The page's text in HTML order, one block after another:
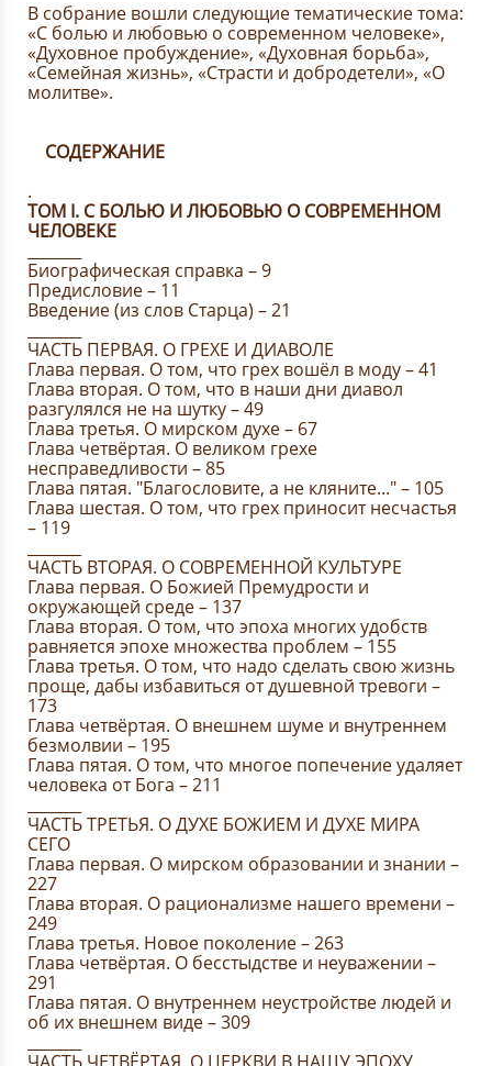
В собрание вошли следующие тематические тома:
«С болью и любовью о современном человеке»,
«Духовное пробуждение», «Духовная борьба»,
«Семейная жизнь», «Страсти и добродетели», «О
молитве».
СОДЕРЖАНИЕ
.
ТОМ I. C БОЛЬЮ И ЛЮБОВЬЮ О СОВРЕМЕННОМ
ЧЕЛОВЕКЕ
Биографическая справка – 9
Предисловие – 11
Введение (из слов Старца) – 21
ЧАСТЬ ПЕРВАЯ. О ГРЕХЕ И ДИАВОЛЕ
Глава первая. О том, что грех вошёл в моду – 41
Глава вторая. О том, что в наши дни диавол
разгулялся не на шутку – 49
Глава третья. О мирском духе – 67
Глава четвёртая. О великом грехе
несправедливости – 85
Глава пятая. "Благословите, а не кляните..." – 105
Глава шестая. О том, что грех приносит несчастья
– 119
ЧАСТЬ ВТОРАЯ. О СОВРЕМЕННОЙ КУЛЬТУРЕ
Глава первая. О Божией Премудрости и
окружающей среде – 137
Глава вторая. О том, что эпоха многих удобств
равняется эпохе множества проблем – 155
Глава третья. О том, что надо сделать свою жизнь
проще, дабы избавиться от душевной тревоги –
173
Глава четвёртая. О внешнем шуме и внутреннем
безмолвии – 195
Глава пятая. О том, что многое попечение удаляет
человека от Бога – 211
ЧАСТЬ ТРЕТЬЯ. О ДУХЕ БОЖИЕМ И ДУХЕ МИРА
СЕГО
Глава первая. О мирском образовании и знании –
227
Глава вторая. О рационализме нашего времени –
249
Глава третья. Новое поколение – 263
Глава четвёртая. О бесстыдстве и неуважении –
291
Глава пятая. О внутреннем неустройстве людей и
об их внешнем виде – 309